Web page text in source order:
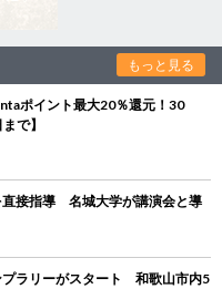
もっと見る
ポイント最大20％還元！30
で】
直接指導 名城大学が講演会と導
プラリーがスタート 和歌山市内5